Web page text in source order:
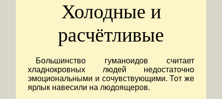
Холодные и
расчётливые
Большинство гуманоидов считает
хладнокровных людей недостаточно
эмоциональными и сочувствующими. Тот же
ярлык навесили на людоящеров.